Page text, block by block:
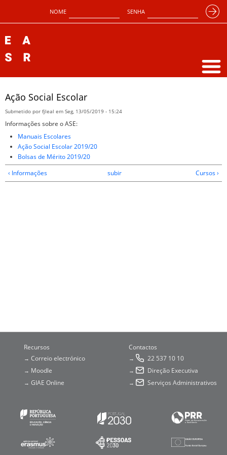
NOME SENHA
Ação Social Escolar
Submetido por fjleal em Seg, 13/05/2019 - 15:24
Informações sobre o ASE:
Manuais Escolares
Ação Social Escolar 2019/20
Bolsas de Mérito 2019/20
‹ Informações
subir Cursos ›
Recursos
→ Correio electrónico
→ Moodle
→ GIAE Online
Contactos
→ 22 537 10 10
→ Direção Executiva
→ Serviços Administrativos